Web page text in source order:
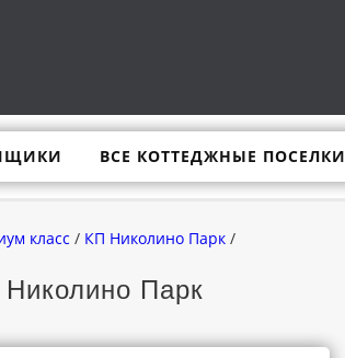
ВСЕ КОТТЕДЖНЫЕ ПОСЕЛКИ
класс / КП Николино Парк /
Парк